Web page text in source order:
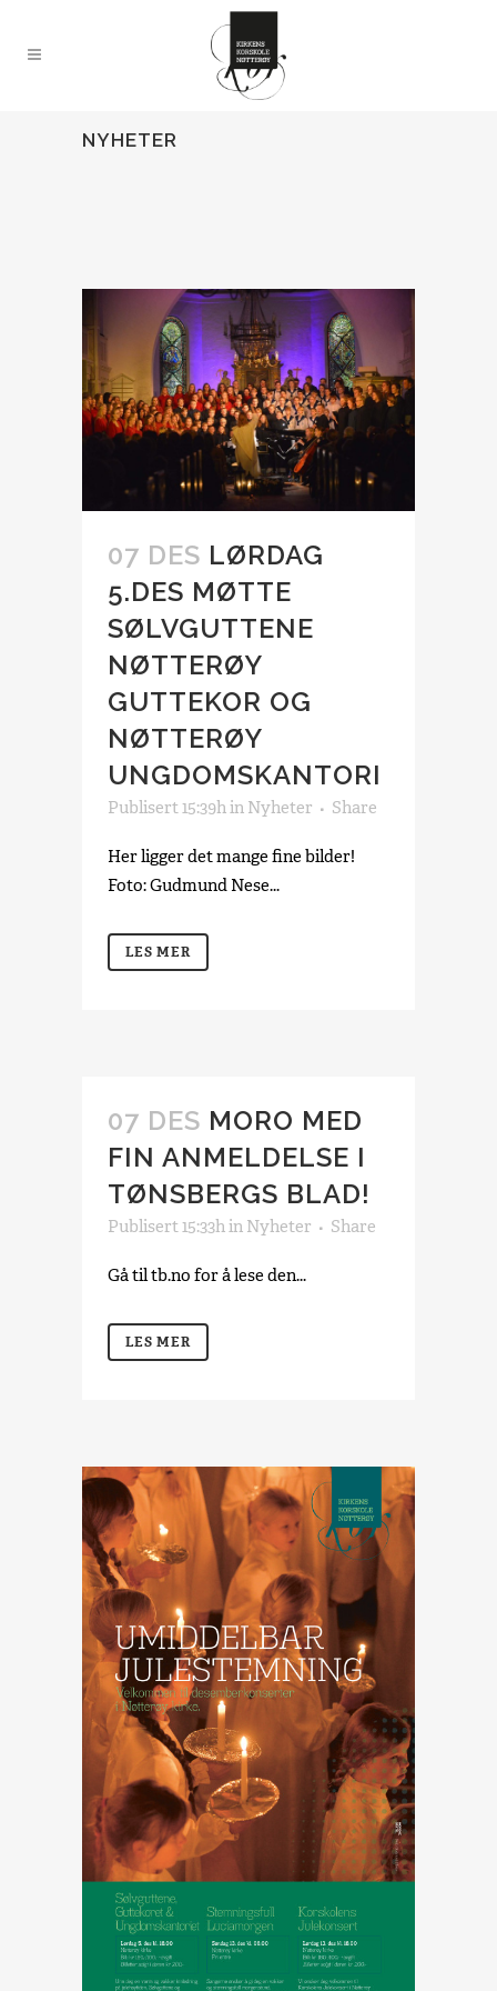
NYHETER
07 DES LØRDAG
5.DES MØTTE
SØLVGUTTENE
NØTTERØY
GUTTEKOR OG
NØTTERØY
UNGDOMSKANTORI
Publisert 15:39hin Nyheter Share
Her ligger det mange fine bilder!
Foto: Gudmund Nese...
LES MER
07 DES MORO MED
FIN ANMELDELSE I
TØNSBERGS BLAD!
Publisert 15:33hin Nyheter Share
Gå til tb.no for å lese den...
LES MER